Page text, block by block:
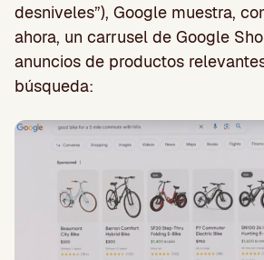
desniveles”), Google muestra,
ahora, un carrusel de Google
anuncios de productos
búsqueda: